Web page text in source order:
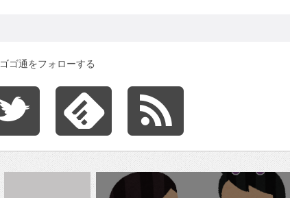
ゴゴ通をフォローする